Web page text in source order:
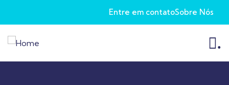
Entre em contatoSobre Nós
.